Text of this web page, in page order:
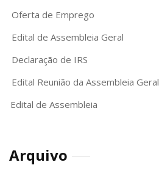
Oferta de Emprego
Edital de Assembleia Geral
Declaração de IRS
Edital Reunião da Assembleia Geral
Edital de Assembleia
Arquivo